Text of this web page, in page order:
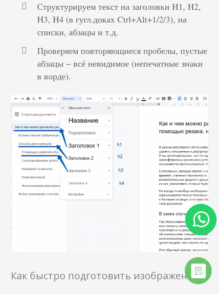
Структурируем текст на заголовки H1, H2,
H3, H4 (в гугл.доках Ctrl+Alt+1/2/3), на
списки, абзацы и т.д.
Проверяем повторяющиеся пробелы, пустые
абзацы − всё невидимое (непечатные знаки
в ворде).
Как быстро подготовить изображения